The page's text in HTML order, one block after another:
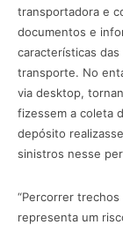
transportadora e
documentos e
características
transporte. No
via desktop,
fizessem a coleta
depósito
sinistros nesse
“Percorrer
representa um